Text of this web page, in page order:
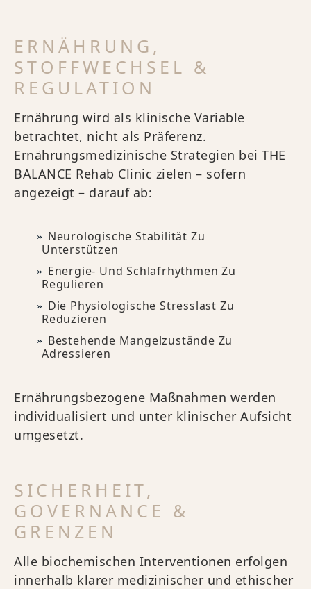
ERNÄHRUNG,
STOFFWECHSEL &
REGULATION
Ernährung wird als klinische Variable
betrachtet, nicht als Präferenz.
Ernährungsmedizinische Strategien bei THE
BALANCE Rehab Clinic zielen – sofern
angezeigt – darauf ab:
Neurologische Stabilität Zu
Unterstützen
Energie- Und Schlafrhythmen Zu
Regulieren
Die Physiologische Stresslast Zu
Reduzieren
Bestehende Mangelzustände Zu
Adressieren
Ernährungsbezogene Maßnahmen werden
individualisiert und unter klinischer Aufsicht
umgesetzt.
SICHERHEIT,
GOVERNANCE &
GRENZEN
Alle biochemischen Interventionen erfolgen
innerhalb klarer medizinischer und ethischer